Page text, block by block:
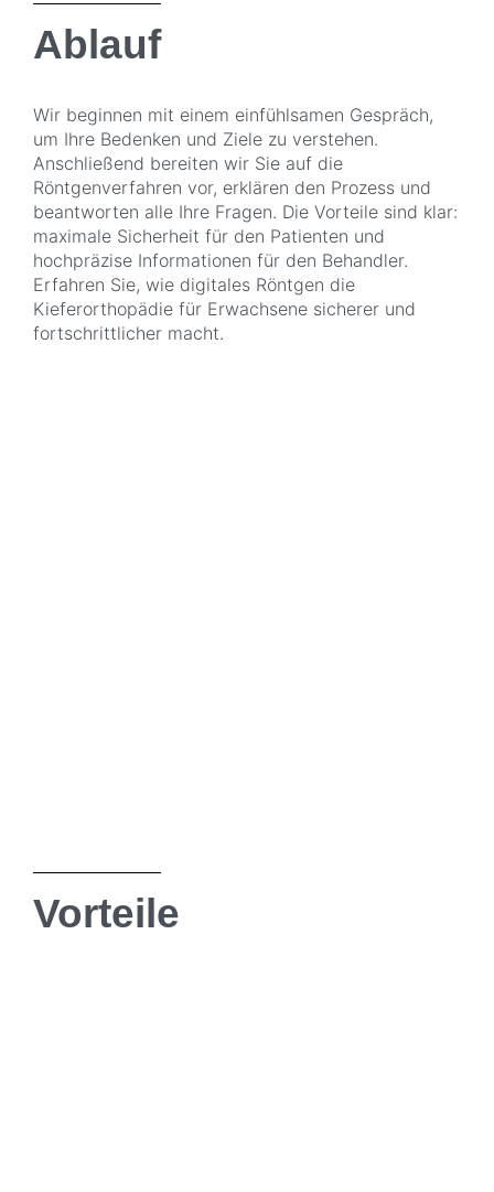
Ablauf
Wir beginnen mit einem einfühlsamen Gespräch,
um Ihre Bedenken und Ziele zu verstehen.
Anschließend bereiten wir Sie auf die
Röntgenverfahren vor, erklären den Prozess und
beantworten alle Ihre Fragen. Die Vorteile sind klar:
maximale Sicherheit für den Patienten und
hochpräzise Informationen für den Behandler.
Erfahren Sie, wie digitales Röntgen die
Kieferorthopädie für Erwachsene sicherer und
fortschrittlicher macht.
Vorteile